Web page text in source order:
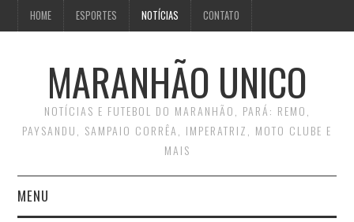
HOME ESPORTES NOTÍCIAS CONTATO
MARANHÃO UNICO
NOTÍCIAS E FUTEBOL DO MARANHÃO, PARÁ: REMO,
PAYSANDU, SAMPAIO CORRÊA, IMPERATRIZ, MOTO CLUBE E
MAIS
MENU